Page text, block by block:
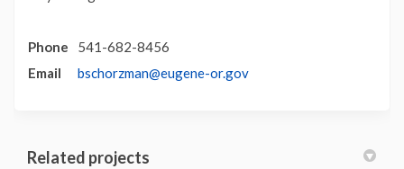
Phone
541-682-8456
Email
bschorzman@eugene-or.gov(External link)
Related projects